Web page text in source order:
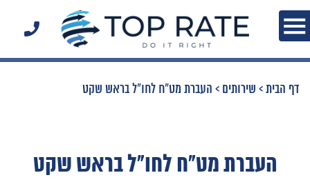
דף הבית> שירותים > העברת מט"ח לחו"ל בראש שקט
העברת מט"ח לחו"ל בראש שקט